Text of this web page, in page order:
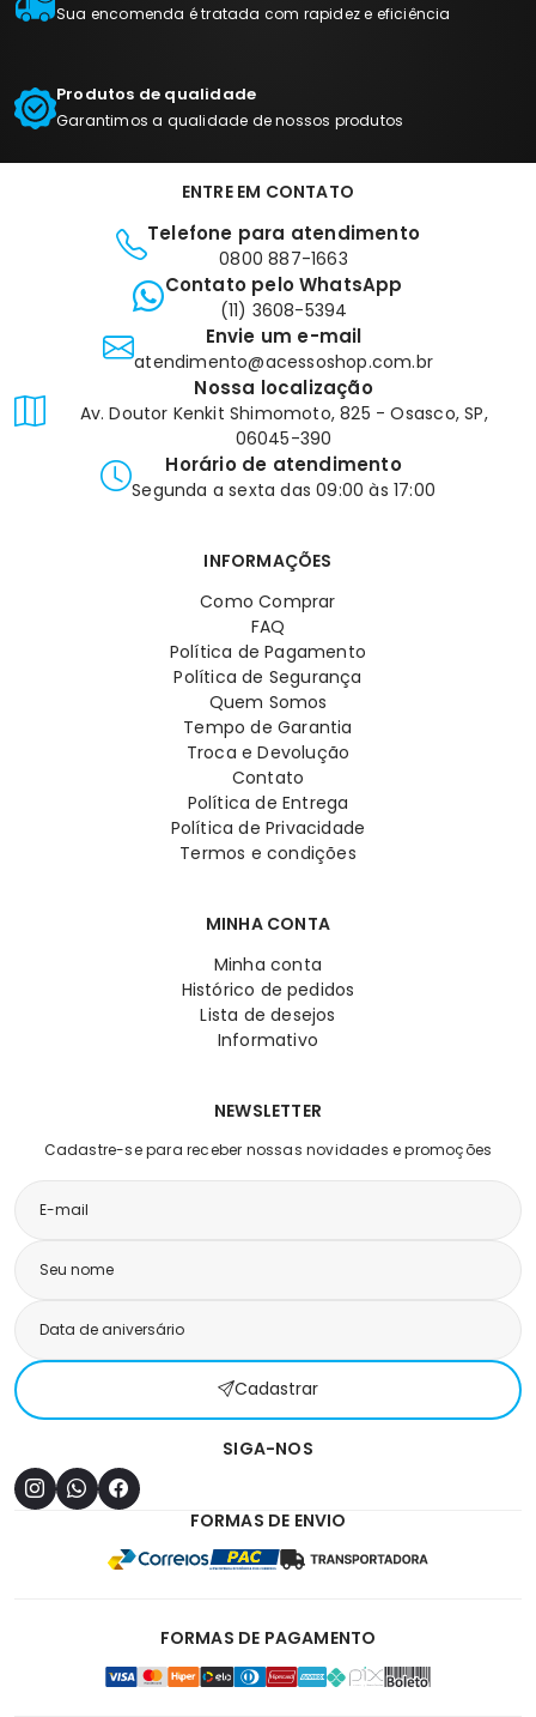
Sua encomenda é tratada com rapidez e eficiência
Produtos de qualidade
Garantimos a qualidade de nossos produtos
ENTRE EM CONTATO
Telefone para atendimento
0800 887-1663
Contato pelo WhatsApp
(11) 3608-5394
Envie um e-mail
atendimento@acessoshop.com.br
Nossa localização
Av. Doutor Kenkit Shimomoto, 825 - Osasco, SP,
06045-390
Horário de atendimento
Segunda a sexta das 09:00 às 17:00
INFORMAÇÕES
Como Comprar
FAQ
Política de Pagamento
Política de Segurança
Quem Somos
Tempo de Garantia
Troca e Devolução
Contato
Política de Entrega
Política de Privacidade
Termos e condições
MINHA CONTA
Minha conta
Histórico de pedidos
Lista de desejos
Informativo
NEWSLETTER
Cadastre-se para receber nossas novidades e promoções
Cadastrar
SIGA-NOS
FORMAS DE ENVIO
FORMAS DE PAGAMENTO